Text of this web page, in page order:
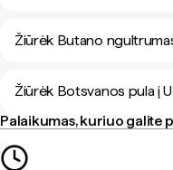
Žiūrėk Butano
Žiūrėk Botsvanos pula į
Palaikumas, kuriuo galite